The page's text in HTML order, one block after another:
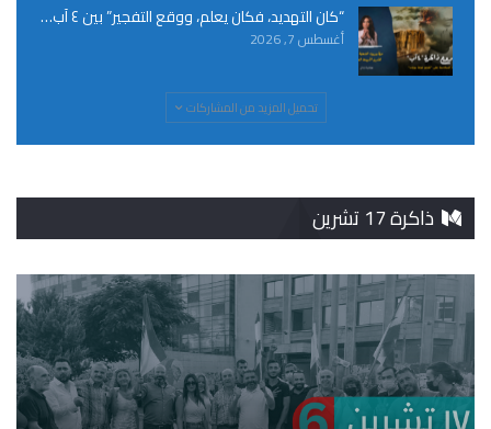
“كان التهديد، فكان يعلم، ووقع التفجير” بين ٤ آب…
أغسطس 7, 2026
تحميل المزيد من المشاركات
ذاكرة 17 تشرين